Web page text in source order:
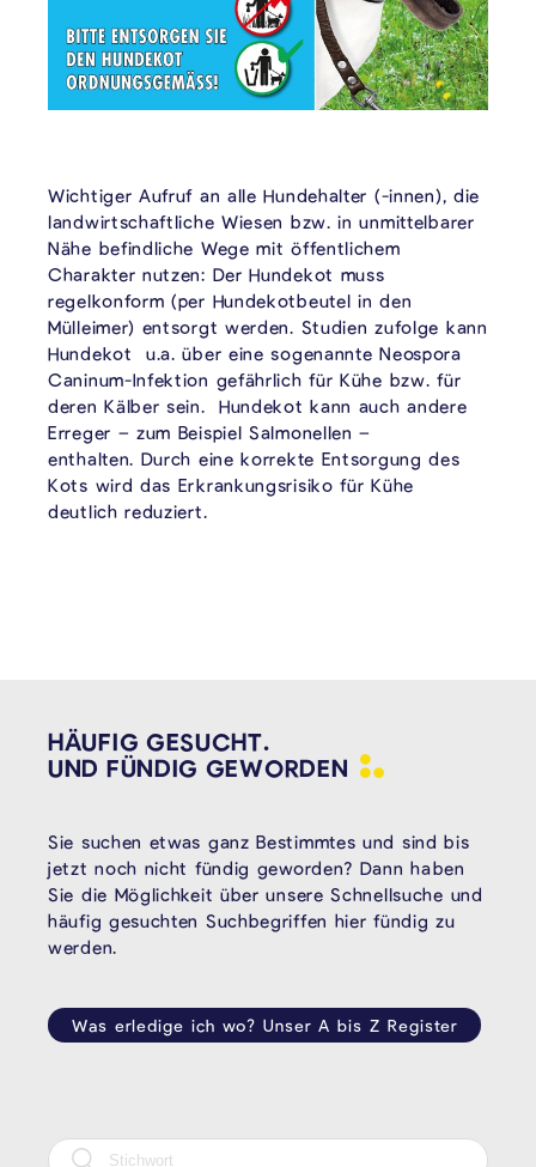
Wichtiger Aufruf an alle Hundehalter (-innen), die
landwirtschaftliche Wiesen bzw. in unmittelbarer
Nähe befindliche Wege mit öffentlichem
Charakter nutzen: Der Hundekot muss
regelkonform (per Hundekotbeutel in den
Mülleimer) entsorgt werden. Studien zufolge kann
Hundekot u.a. über eine sogenannte Neospora
Caninum-Infektion gefährlich für Kühe bzw. für
deren Kälber sein. Hundekot kann auch andere
Erreger – zum Beispiel Salmonellen –
enthalten. Durch eine korrekte Entsorgung des
Kots wird das Erkrankungsrisiko für Kühe
deutlich reduziert.
HÄUFIG GESUCHT.
UND FÜNDIG GEWORDEN
Sie suchen etwas ganz Bestimmtes und sind bis
jetzt noch nicht fündig geworden? Dann haben
Sie die Möglichkeit über unsere Schnellsuche und
häufig gesuchten Suchbegriffen hier fündig zu
werden.
Was erledige ich wo? Unser A bis Z Register